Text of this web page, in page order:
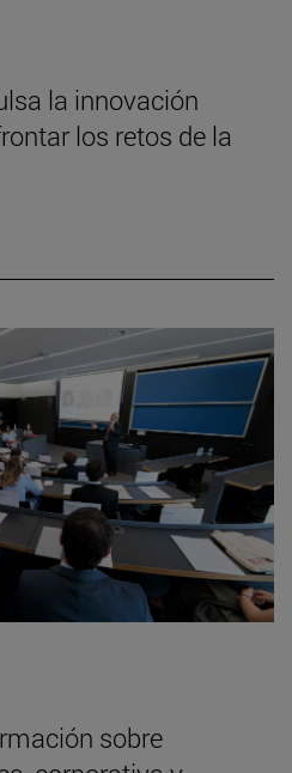
la innovación
los retos de la
sobre